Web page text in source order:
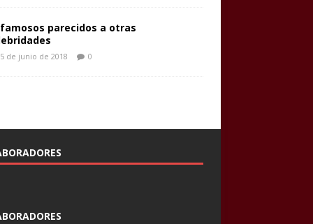
famosos parecidos a otras
de junio de 2018 0